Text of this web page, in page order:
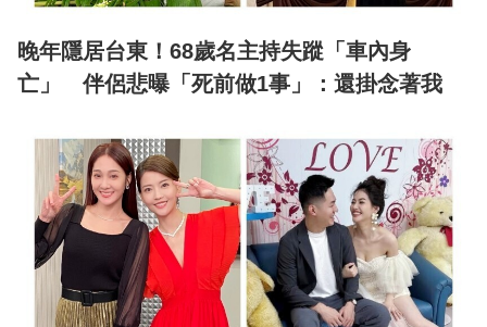
晚年隱居台東！68歲名主持失蹤「車內身
亡」 伴侶悲曝「死前做1事」：還掛念著我